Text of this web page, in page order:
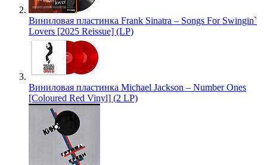
Виниловая пластинка Frank Sinatra – Songs For Swingin`
Lovers [2025 Reissue] (LP)
Виниловая пластинка Michael Jackson – Number Ones
[Coloured Red Vinyl] (2 LP)